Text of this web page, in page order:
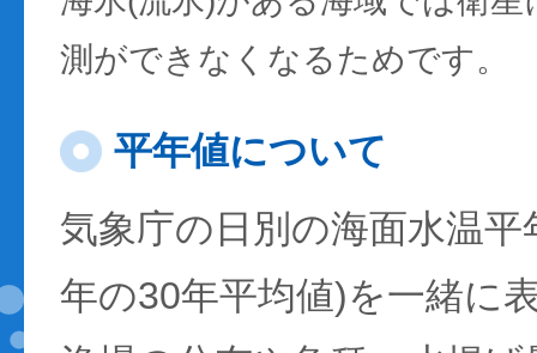
測ができなくなるためです。
平年値について
気象庁の日別の海面水温
年の30年平均値)を一緒に